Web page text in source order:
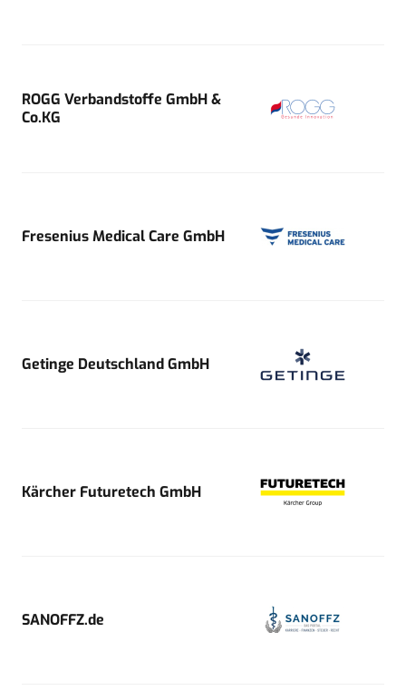
ROGG Verbandstoffe GmbH &
Co.KG
Fresenius Medical Care GmbH
Getinge Deutschland GmbH
Kärcher Futuretech GmbH
SANOFFZ.de